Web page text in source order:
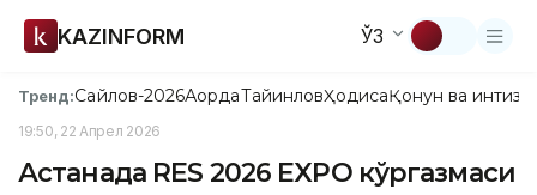
KAZINFORM ЎЗ
Тренд:Сайлов-2026АқордаТайинловҲодисаҚонун ва
19:50, 22 Апрел 2026
Астанада RES 2026 EXPO кўргазмаси